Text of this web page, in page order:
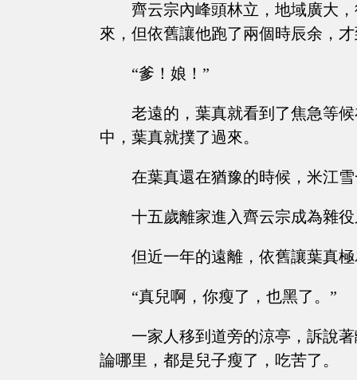
齊云宗內峰頭林立，地域廣大
來，但依舊讓他跑了兩個時辰余，
“爹！娘！”
老遠的，葉真就看到了焦急等
中，葉真就撲了過來。
在葉真還在猶豫的時候，米江
十五歲離家進入齊云宗成為雜
但近一年的遠離，依舊讓葉真
“真兒啊，你瘦了，也黑了。”
一家人移到道旁的涼亭，訴說
論哪里，都是兒子瘦了，吃苦了。